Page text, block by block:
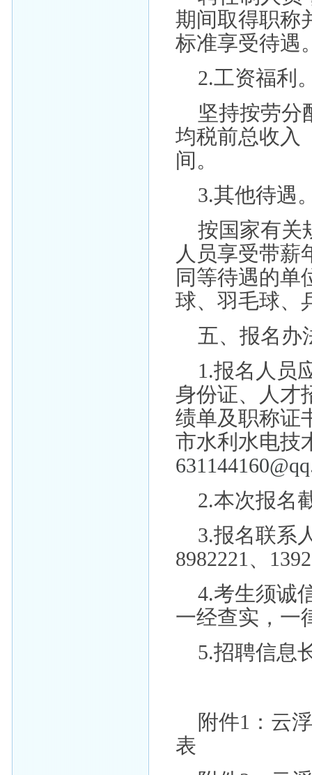
期间取得职称
标准享受待遇
2.工资福利
坚持按劳分
均税前总收入
间。
3.其他待遇
按国家有关
人员享受带薪
同等待遇的单
球、羽毛球、
五、报名办
1.报名人员
身份证、人才
绩单及职称证
市水利水电技
2.本次报名
3.报名联系
8982221、
4.考生须诚
一经查实，一
5.招聘信息
附件1：云
表